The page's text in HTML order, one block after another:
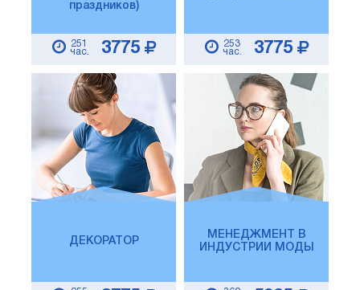
праздников)
251
час.
3775
253
час.
3775
ДЕКОРАТОР
МЕНЕДЖМЕНТ В
ИНДУСТРИИ МОДЫ